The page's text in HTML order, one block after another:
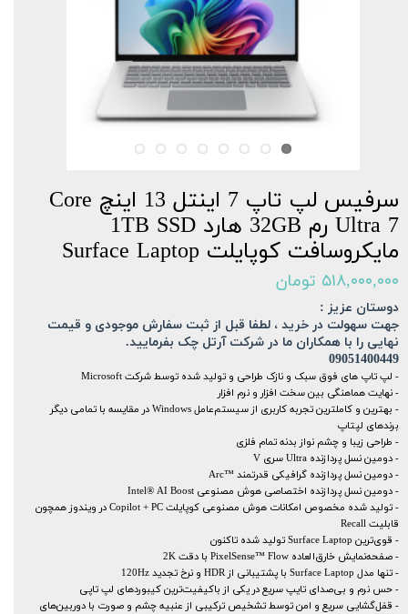
سرفیس لپ تاپ 7 اینتل 13 اینچ Core
Ultra 7 رم 32GB هارد 1TB SSD
مایکروسافت کوپایلت Surface Laptop
۵۱۸,۰۰۰,۰۰۰ تومان
دوستان عزیز :
جهت سهولت در خرید ، لطفا قبل از ثبت سفارش موجودی و قیمت
نهایی را با همکاران ما در شرکت آرتل چک بفرمایید.
09051400449
- لپ تاپ های فوق سبک و نازک طراحی و تولید شده توسط شرکت Microsoft
- نهایت هماهنگی بین سخت افزار و نرم افزار
- بهترین و کامل‎ترین تجربه کاربری از سیستم‌عامل Windows در مقایسه با تمامی دیگر
برندهای لپتاپ
- طراحی زیبا و چشم نواز بدنه تمام فلزی
- دومین نسل پردازنده Ultra سری V
- دومین نسل پردازنده گرافیکی قدرتمند ™Arc
- دومین نسل پردازنده اختصاصی هوش مصنوعی Intel® AI Boost
- تولید شده مخصوص امکانات هوش مصنوعی کوپایلت Copilot + PC در ویندوز همچون
قابلیت Recall
- قوی‌ترین Surface Laptop تولید شده تاکنون
- صفحه‌نمایش خارق‌العاده PixelSense™ Flow با دقت 2K
- تنها مدل Surface Laptop با پشتیبانی از HDR و نرخ تجدید 120Hz
- حس نرم و بی‌صدای تایپ سریع در یکی از باکیفیت‌ترین کیبوردهای لپ تاپی
- قفل‌گشایی سریع و امن توسط تشخیص ترکیبی از عنبیه چشم و صورت با دوربین‌های